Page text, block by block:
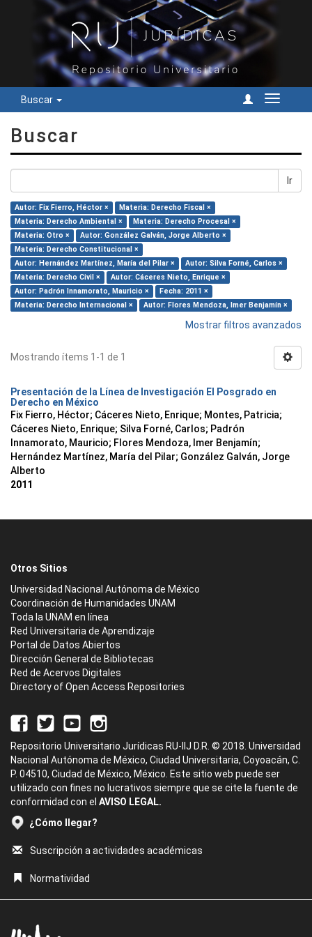
Buscar
Cambiar
Buscar
Ir
Autor: Fix Fierro, Héctor ×
Materia: Derecho Fiscal ×
Materia: Derecho Ambiental ×
Materia: Derecho Procesal ×
Materia: Otro ×
Autor: González Galván, Jorge Alberto ×
Materia: Derecho Constitucional ×
Autor: Hernández Martínez, María del Pilar ×
Autor: Silva Forné, Carlos ×
Materia: Derecho Civil ×
Autor: Cáceres Nieto, Enrique ×
Autor: Padrón Innamorato, Mauricio ×
Fecha: 2011 ×
Materia: Derecho Internacional ×
Autor: Flores Mendoza, Imer Benjamín ×
Mostrar filtros avanzados
Mostrando ítems 1-1 de 1
Presentación de la Línea de Investigación El Posgrado en
Derecho en México
Fix Fierro, Héctor; Cáceres Nieto, Enrique; Montes, Patricia;
Cáceres Nieto, Enrique; Silva Forné, Carlos; Padrón
Innamorato, Mauricio; Flores Mendoza, Imer Benjamín;
Hernández Martínez, María del Pilar; González Galván, Jorge
Alberto
2011
Otros Sitios
Universidad Nacional Autónoma de México
Coordinación de Humanidades UNAM
Toda la UNAM en línea
Red Universitaria de Aprendizaje
Portal de Datos Abiertos
Dirección General de Bibliotecas
Red de Acervos Digitales
Directory of Open Access Repositories
Repositorio Universitario Jurídicas RU-IIJ D.R. © 2018. Universidad
Nacional Autónoma de México, Ciudad Universitaria, Coyoacán, C.
P. 04510, Ciudad de México, México. Este sitio web puede ser
utilizado con fines no lucrativos siempre que se cite la fuente de
conformidad con el AVISO LEGAL.
¿Cómo llegar?
Suscripción a actividades académicas
Normatividad